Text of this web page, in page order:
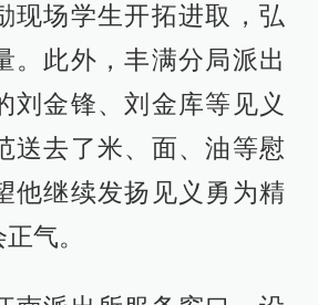
现场学生开拓进取，弘
。此外，丰满分局派出
刘金锋、刘金库等见义
送去了米、面、油等慰
他继续发扬见义勇为精
气。